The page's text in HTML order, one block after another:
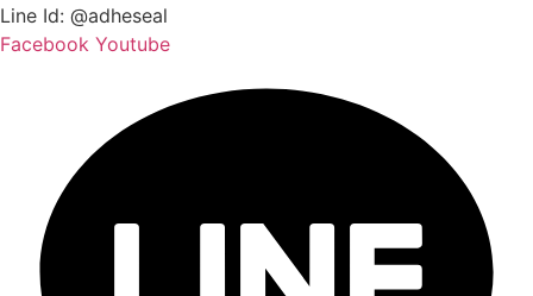
Line Id: @adheseal
Facebook Youtube